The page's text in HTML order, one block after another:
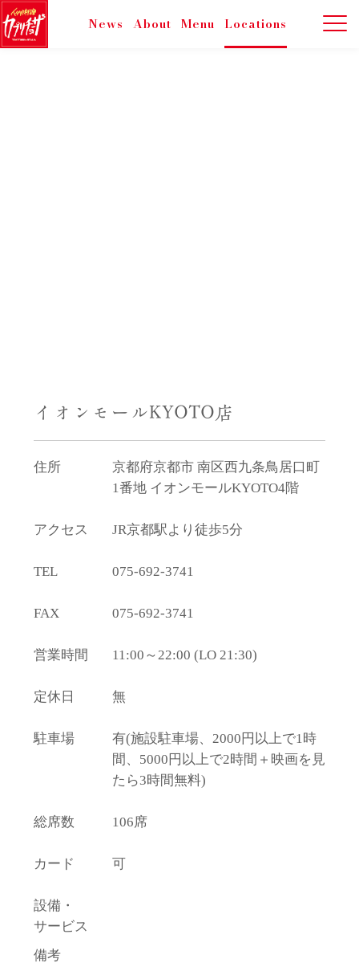
News About Menu Locations
イオンモールKYOTO店
住所
京都府京都市 南区西九条鳥居口町
1番地 イオンモールKYOTO4階
アクセス JR京都駅より徒歩5分
TEL 075-692-3741
FAX 075-692-3741
営業時間 11:00～22:00 (LO 21:30)
定休日 無
駐車場
有(施設駐車場、2000円以上で1時
間、5000円以上で2時間＋映画を見
たら3時間無料)
総席数 106席
カード 可
設備・
サービス
備考